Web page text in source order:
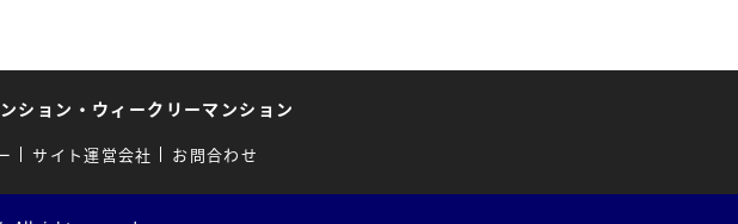
ション・ウィークリーマンション
サイト運営会社 お問合わせ